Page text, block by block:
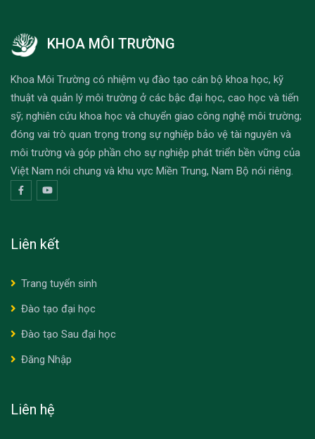
KHOA MÔI TRƯỜNG
Khoa Môi Trường có nhiệm vụ đào tạo cán bộ khoa học, kỹ
thuật và quản lý môi trường ở các bậc đại học, cao học và tiến
sỹ; nghiên cứu khoa học và chuyển giao công nghệ môi trường;
đóng vai trò quan trọng trong sự nghiệp bảo vệ tài nguyên và
môi trường và góp phần cho sự nghiệp phát triển bền vững của
Việt Nam nói chung và khu vực Miền Trung, Nam Bộ nói riêng.
Liên kết
Trang tuyển sinh
Đào tạo đại học
Đào tạo Sau đại học
Đăng Nhập
Liên hệ